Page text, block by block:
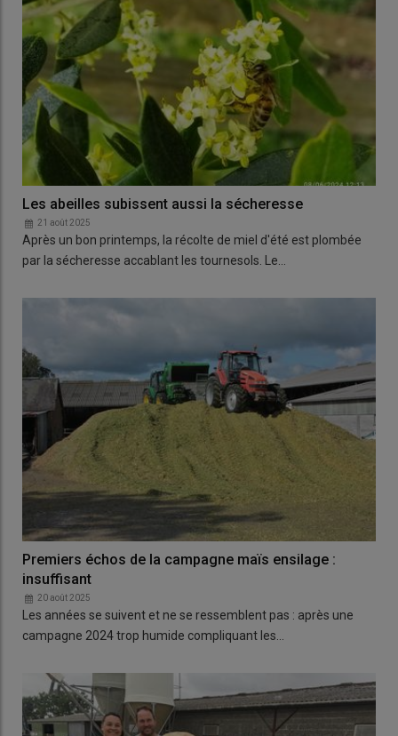
Les abeilles subissent aussi la sécheresse
21 août 2025
Après un bon printemps, la récolte de miel d'été est plombée
par la sécheresse accablant les tournesols. Le…
Premiers échos de la campagne maïs ensilage :
insuffisant
20 août 2025
Les années se suivent et ne se ressemblent pas : après une
campagne 2024 trop humide compliquant les…